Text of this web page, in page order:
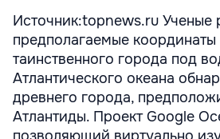
Источник:topnews.ru Ученые
предполагаемые
таинственного города под
Атлантического океана
древнего города,
Атлантиды. Проект Google